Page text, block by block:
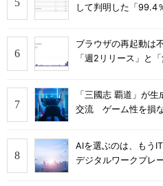
して判明した「99.4
ブラウザの再起動は
「週2リリース」と
「三國志 覇道」が
交流 ゲーム性を損
AIを選ぶのは、もう
デジタルワークプレ